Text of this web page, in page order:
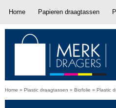
Home Papieren draagtassen
Home » Plastic draagtassen » Biofolie » Plastic